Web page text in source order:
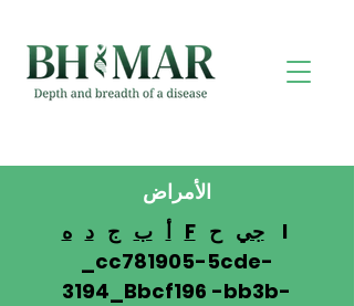
الأمراض
أ ب ج د ه F جي ح
I
_cc781905-5cde-
3194_Bbcf196 -bb3b-